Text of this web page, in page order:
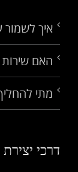
איך
האם
מתי
דרכי